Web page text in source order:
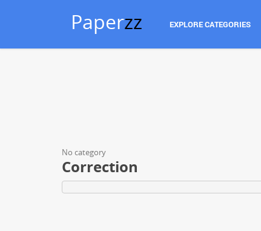
Paperzz EXPLORE CATEGORIES
No category
Correction